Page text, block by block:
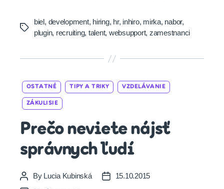
Tags
biel, development, hiring, hr, inhiro, mirka, nabor,
plugin, recruiting, talent, websupport, zamestnanci
Categories
OSTATNÉ TIPY A TRIKY VZDELÁVANIE
ZÁKULISIE
Prečo neviete nájsť
správnych ľudí
PostBy Lucia Kubinská
Post15.10.2015